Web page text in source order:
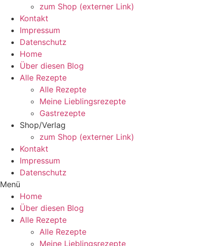
zum Shop (externer Link)
Kontakt
Impressum
Datenschutz
Home
Über diesen Blog
Alle Rezepte
Alle Rezepte
Meine Lieblingsrezepte
Gastrezepte
Shop/Verlag
zum Shop (externer Link)
Kontakt
Impressum
Datenschutz
Menü
Home
Über diesen Blog
Alle Rezepte
Alle Rezepte
Meine Lieblingsrezepte